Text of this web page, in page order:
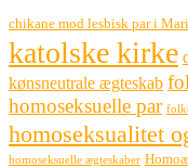
chikane mod lesbisk par i
katolske kirke
kønsneutrale ægteskab
homoseksuelle par
homoseksualitet
homoseksuelle ægteskaber